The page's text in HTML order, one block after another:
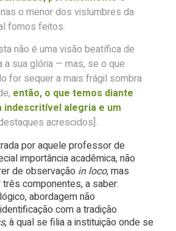
o menor dos vislumbres da
fomos feitos.
não é uma visão beatífica de
a sua glória — mas, se o que
for sequer a mais frágil sombra
então, o que temos diante
indescritível alegria e um
acrescidos].
por aquele professor de
importância acadêmica, não
de observaçãoin loco, mas
componentes, a saber:
abordagem não
com a tradição
, à qual se filia a instituição onde se